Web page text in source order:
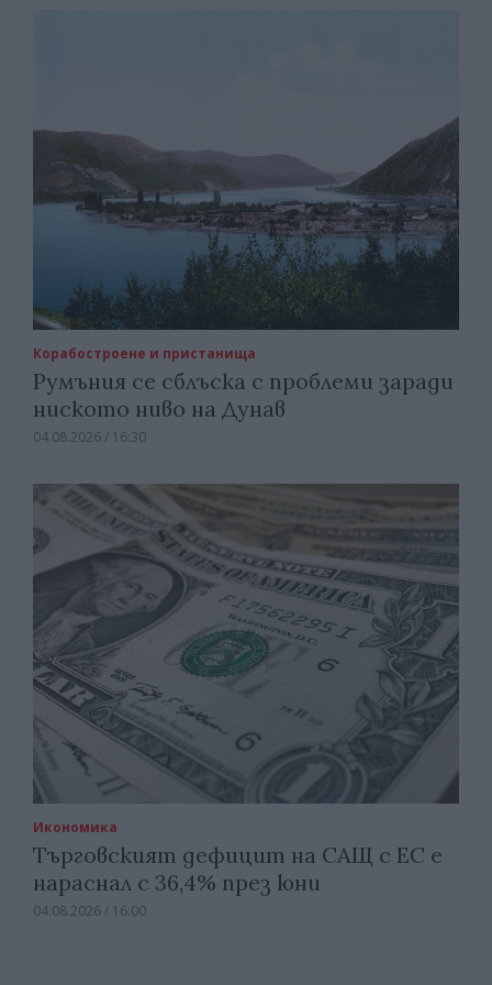
Корабостроене и пристанища
Румъния се сблъска с проблеми заради
ниското ниво на Дунав
04.08.2026 / 16:30
Икономика
Търговският дефицит на САЩ с ЕС е
нараснал с 36,4% през юни
04.08.2026 / 16:00